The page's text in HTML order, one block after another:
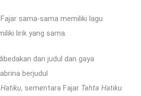
sama-sama memiliki lagu
lirik yang sama.
dari judul dan gaya
berjudul
, sementara Fajar Tahta Hatiku